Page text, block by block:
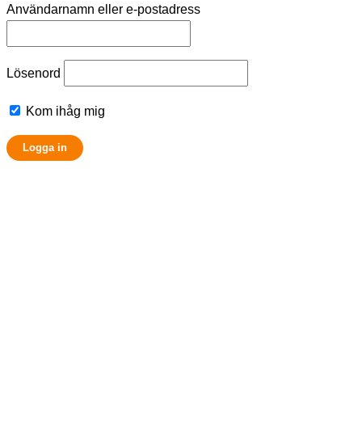
Användarnamn eller e-postadress
Lösenord
Kom ihåg mig